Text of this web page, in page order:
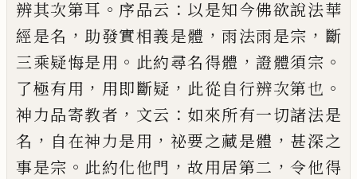
辨其次第耳 。 序品云 ： 以是知今佛欲說法華
經是名 ， 助發實相義是體 ， 雨法雨是宗 ， 斷
三乘疑悔是用 。 此約尋名得體 ，證體須宗 。
了極有用 ， 用即斷疑 ， 此從自行辨次第也 。
神力品寄教者 ， 文云 ： 如來所有一切諸法是
名 ， 自在神力是用 ， 祕要之藏是體 ， 甚深之
事是宗 。 此約化他門 ，故用居第二 ，令他得